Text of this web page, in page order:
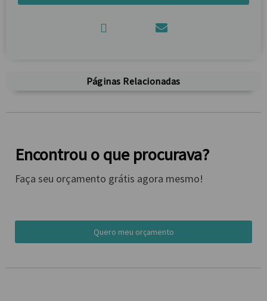
Páginas Relacionadas
Encontrou o que procurava?
Faça seu orçamento grátis agora mesmo!
Quero meu orçamento